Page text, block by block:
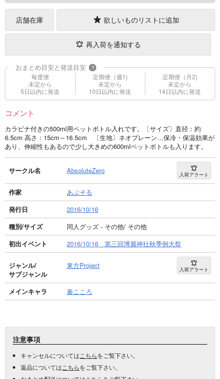
店舗在庫 欲しいものリストに追加
再入荷を通知する
おまとめ目安と発送目安 ?
毎度便
未定から
5日以内に発送
定期便（週1)
未定から
10日以内に発送
定期便（月2)
未定から
14日以内に発送
コメント
カラビナ付きの500ml用ペットボトル入れです。〔サイズ〕直径：約
6.5cm 高さ：15cm～16.5cm 〔生地〕ネオプレーン…保冷・保温効果が
あり、伸縮性もあるので少し大きめの600mlペットボトルも入ります。
サークル名 AbsoluteZero 入荷アラート
作家
あぶそる
発行日
2016/10/16
種別/サイズ
同人グッズ - その他/ その他
初出イベント
2016/10/16 第三回博麗神社秋季例大祭
ジャンル/
サブジャンル
東方Project 入荷アラート
メインキャラ 秦こころ
注意事項
キャンセルについては こちらをご覧下さい。
返品については こちらをご覧下さい。